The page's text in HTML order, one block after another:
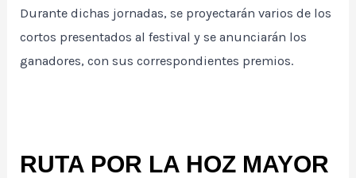
Durante dichas jornadas, se proyectarán varios de los
cortos presentados al festival y se anunciarán los
ganadores, con sus correspondientes premios.
RUTA POR LA HOZ MAYOR